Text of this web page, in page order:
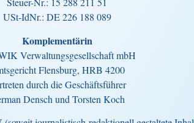
USt-IdNr.: DE 226 188 089
Komplementärin
Verwaltungsgesellschaft mbH
Flensburg, HRB 4200
durch die Geschäftsführer
Densch und Torsten Koch